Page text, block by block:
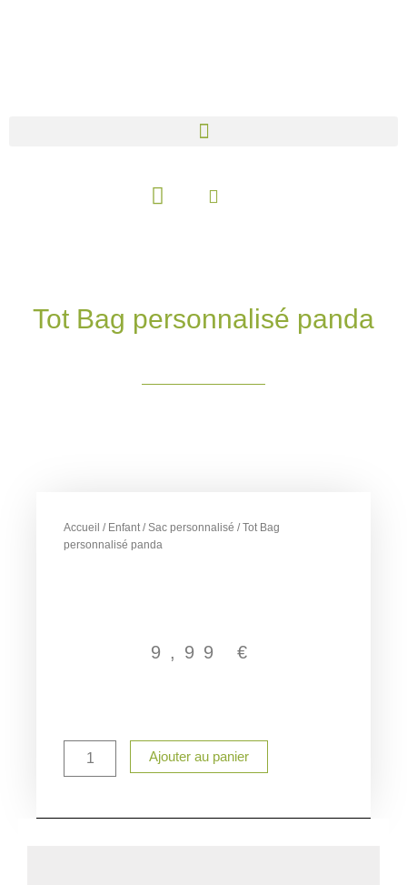
Panier
Tot Bag personnalisé panda
Accueil / Enfant/Sac personnalisé / Tot Bag
personnalisé panda
9,99 €
personnalisé
Ajouter au panier